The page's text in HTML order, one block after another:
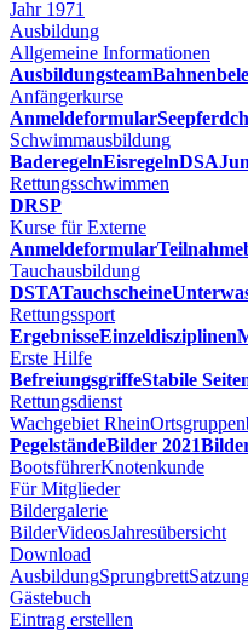
Jahr 1971
Ausbildung
Allgemeine Informationen
Ausbildungsteam
Anfängerkurse
Anmeldeformular
Schwimmausbildung
BaderegelnEisregelnDSA
Rettungsschwimmen
DRSP
Kurse für Externe
Anmeldeformular
Tauchausbildung
DSTATauchscheine
Rettungssport
ErgebnisseEinzeldisziplinen
Erste Hilfe
BefreiungsgriffeStabile
Rettungsdienst
Wachgebiet Rhein
PegelständeBilder 2021
BootsführerKnotenkunde
Für Mitglieder
Bildergalerie
BilderVideosJahresübersicht
Download
AusbildungSprungbrett
Gästebuch
Eintrag erstellen